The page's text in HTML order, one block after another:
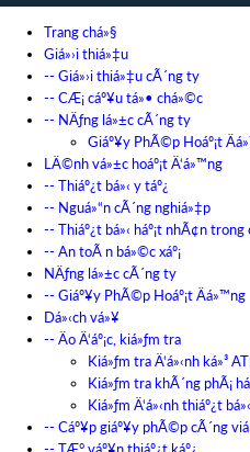
Trang chá»§
Giá»›i thiá»‡u
-- Giá»›i thiá»‡u cÃ´ng ty
-- CÆ¡ cáº¥u tá»• chá»©c
-- NÄƒng lá»±c cÃ´ng ty
Giáº¥y PhÃ©p Hoáº¡t
LÄ©nh vá»±c hoáº¡t Ä‘á»™ng
-- Thiáº¿t bá»‹ y táº¿
-- Nguá»“n cÃ´ng nghiá»‡p
-- Thiáº¿t bá»‹ háº¡t nhÃ¢n
-- An toÃ n bá»©c xáº¡
NÄƒng lá»±c cÃ´ng ty
-- Giáº¥y PhÃ©p Hoáº¡t Äá»™ng
Dá»‹ch vá»¥
-- Äo Ä‘áº¡c, kiá»ƒm tra
Kiá»ƒm tra Ä‘á»‹nh ká»³
Kiá»ƒm tra khÃ´ng phÃ¡
Kiá»ƒm Ä‘á»‹nh thiáº¿t
-- Cáº¥p giáº¥y phÃ©p cÃ´ng